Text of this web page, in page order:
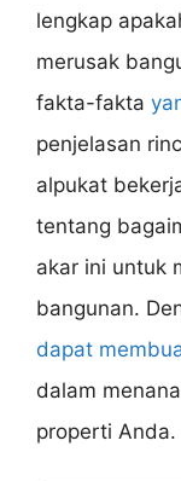
lengkap
merusak
fakta-fakta
penjelasan
alpukat
tentang
akar ini untuk
bangunan.
dapat
dalam
properti Anda.